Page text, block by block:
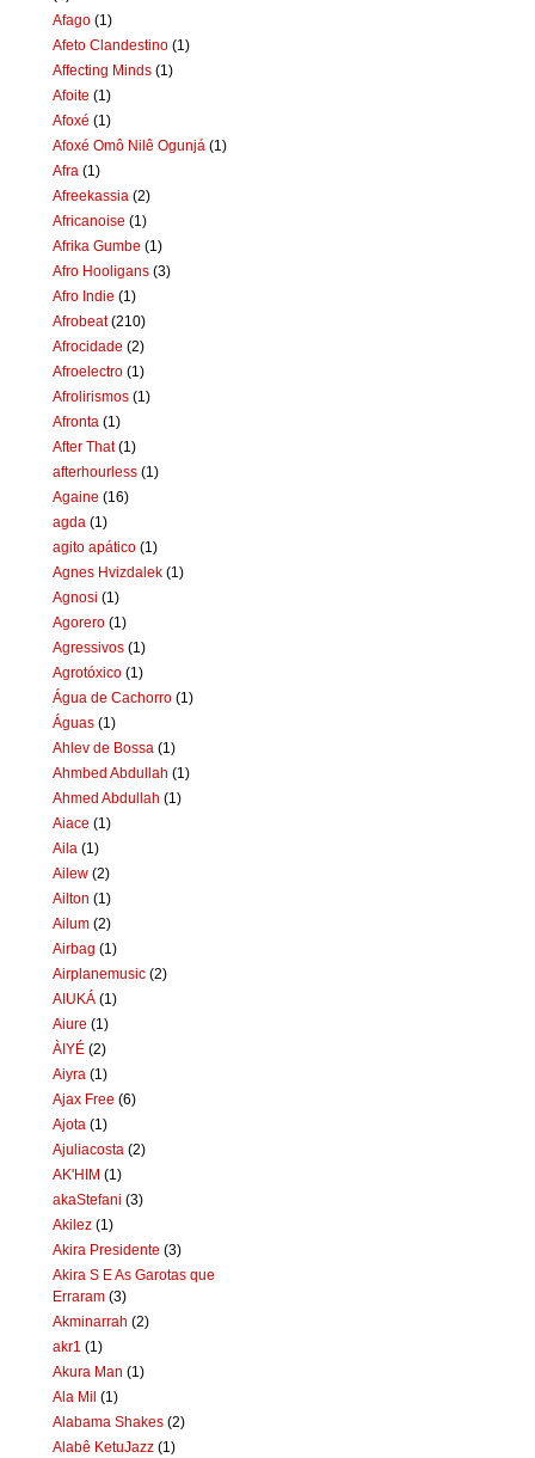
Afago (1)
Afeto Clandestino (1)
Affecting Minds (1)
Afoite (1)
Afoxé (1)
Afoxé Omô Nilê Ogunjá (1)
Afra (1)
Afreekassia (2)
Africanoise (1)
Afrika Gumbe (1)
Afro Hooligans (3)
Afro Indie (1)
Afrobeat (210)
Afrocidade (2)
Afroelectro (1)
Afrolirismos (1)
Afronta (1)
After That (1)
afterhourless (1)
Againe (16)
agda (1)
agito apático (1)
Agnes Hvizdalek (1)
Agnosi (1)
Agorero (1)
Agressivos (1)
Agrotóxico (1)
Água de Cachorro (1)
Águas (1)
Ahlev de Bossa (1)
Ahmbed Abdullah (1)
Ahmed Abdullah (1)
Aiace (1)
Aila (1)
Ailew (2)
Ailton (1)
Ailum (2)
Airbag (1)
Airplanemusic (2)
AIUKÁ (1)
Aiure (1)
ÀIYÉ (2)
Aiyra (1)
Ajax Free (6)
Ajota (1)
Ajuliacosta (2)
AK'HIM (1)
akaStefani (3)
Akilez (1)
Akira Presidente (3)
Akira S E As Garotas que
Erraram (3)
Akminarrah (2)
akr1 (1)
Akura Man (1)
Ala Mil (1)
Alabama Shakes (2)
Alabê KetuJazz (1)